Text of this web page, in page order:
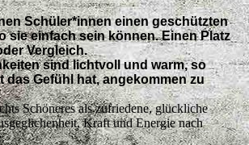
Schüler*innen einen geschützten
sie einfach sein können. Einen Platz
Vergleich.
sind lichtvoll und warm, so
das Gefühl hat, angekommen zu
Schöneres als zufriedene, glückliche
Kraft und Energie nach